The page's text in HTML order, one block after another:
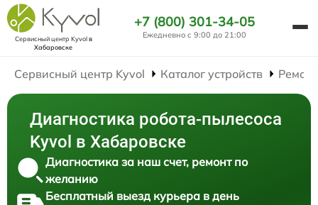
Сервисный центр Kyvolв
Хабаровске
+7 (800) 301-34-05
Ежедневно с 9:00 до 21:00
Сервисный центр Kyvol Каталог устройств
Диагностика робота-пылесоса
Kyvol в Хабаровске
Диагностика за наш счет, ремонт по
желанию
Бесплатный выезд курьера в день